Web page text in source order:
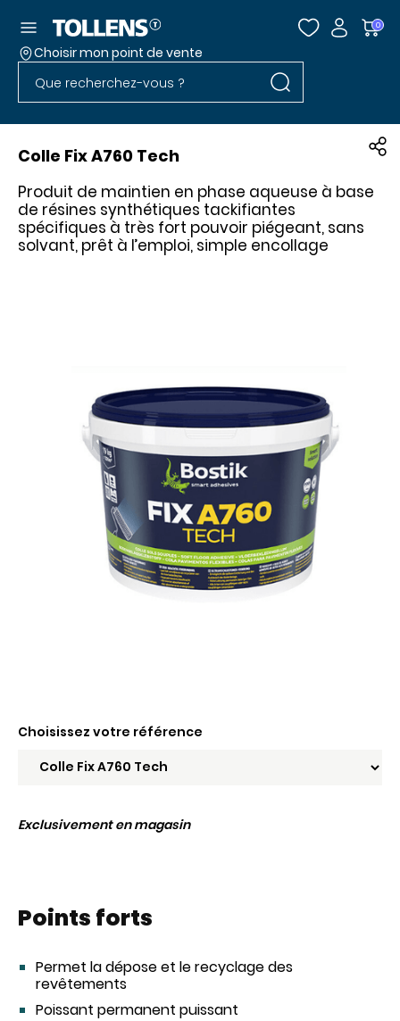
0
Passer la liste des magasins et aller au pied
Choisir mon point de vente
Rechercher dans le site Rechercher
Accéder au menu
Colle Fix A760 Tech
Produit de maintien en phase aqueuse à base
de résines synthétiques tackifiantes
spécifiques à très fort pouvoir piégeant, sans
solvant, prêt à l’emploi, simple encollage
Choisissez votre référence
Exclusivement en magasin
Points forts
Permet la dépose et le recyclage des
revêtements
Poissant permanent puissant